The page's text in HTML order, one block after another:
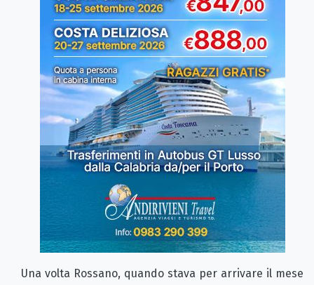
Una volta Rossano, quando stava per arrivare il mese